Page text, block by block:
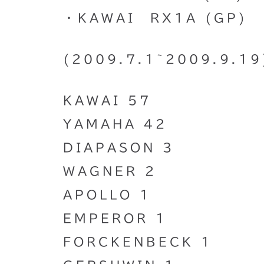
・KAWAI RX1A (GP)
KAWAI 57
YAMAHA 42
DIAPASON 3
WAGNER 2
APOLLO 1
EMPEROR 1
FORCKENBECK 1